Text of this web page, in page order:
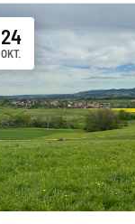
24
OKT.